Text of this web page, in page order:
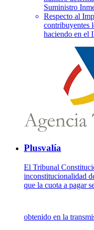
Suministro
Respecto al
contribuyentes
haciendo en el
Plusvalía
El Tribunal
inconstitucionalidad
que la cuota a pagar
obtenido en la